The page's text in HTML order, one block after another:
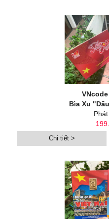
Bìa Xu
Chi tiết >